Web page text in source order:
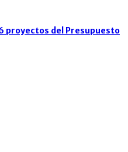
proyectos del Presupuesto